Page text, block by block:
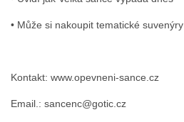
• Může si nakoupit tematické suvenýry
Kontakt: www.opevneni-sance.cz
Email.: sancenc@gotic.cz